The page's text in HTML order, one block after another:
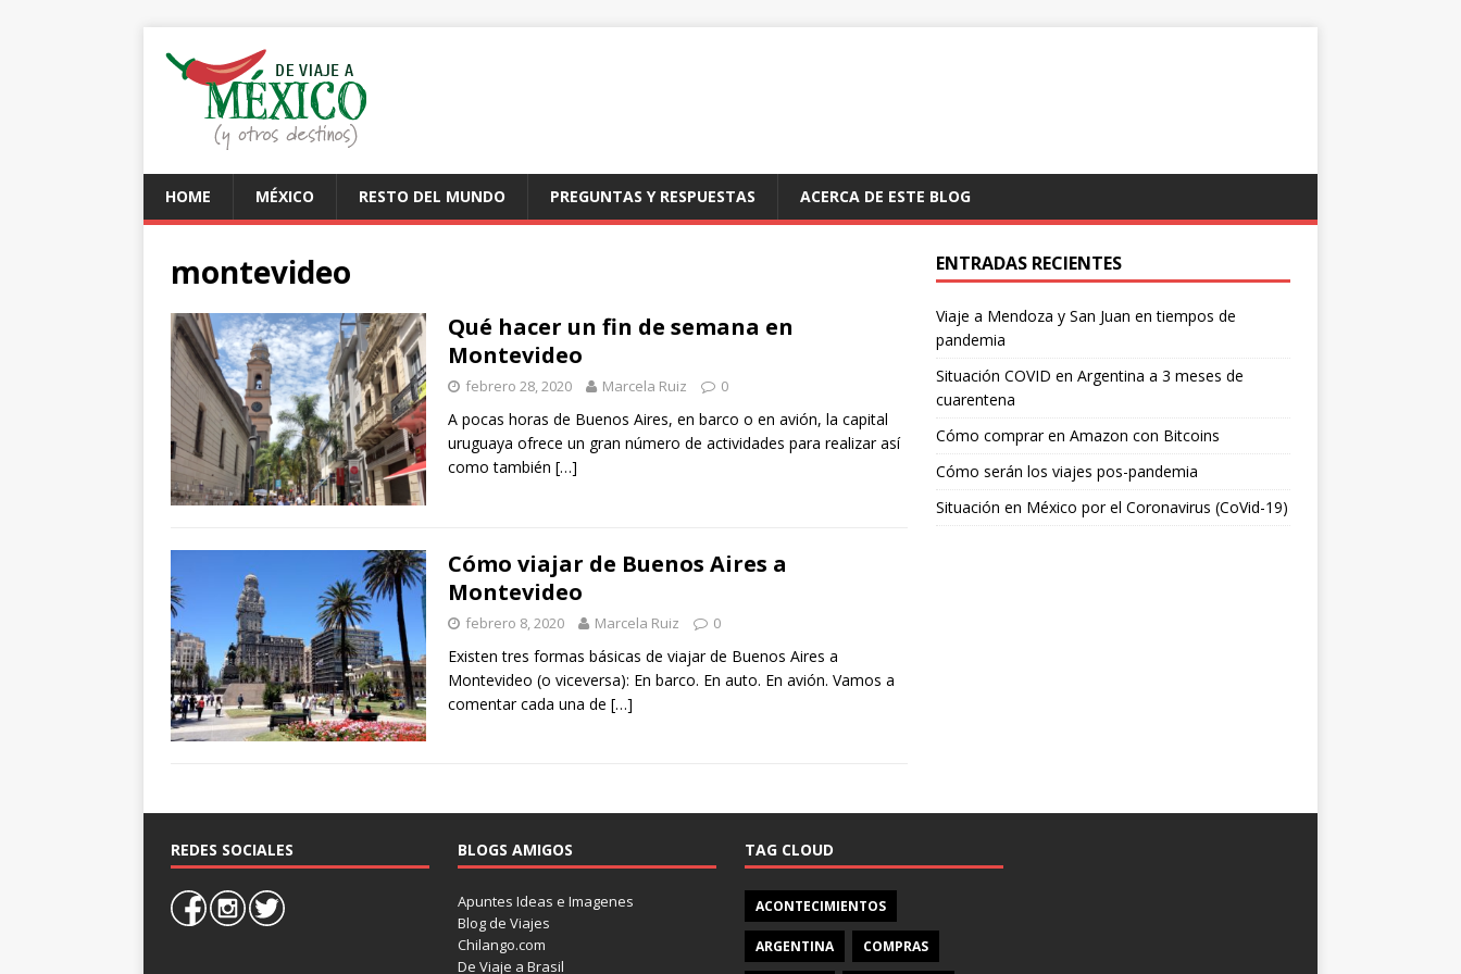
HOME MÉXICO RESTO DEL MUNDO PREGUNTAS Y RESPUESTAS ACERCA DE ESTE BLOG
montevideo
Qué hacer un fin de semana en
Montevideo
febrero 28, 2020 Marcela Ruiz 0
A pocas horas de Buenos Aires, en barco o en avión, la capital
uruguaya ofrece un gran número de actividades para realizar así
como también […]
Cómo viajar de Buenos Aires a
Montevideo
febrero 8, 2020 Marcela Ruiz 0
Existen tres formas básicas de viajar de Buenos Aires a
Montevideo (o viceversa): En barco. En auto. En avión. Vamos a
comentar cada una de […]
ENTRADAS RECIENTES
Viaje a Mendoza y San Juan en tiempos de
pandemia
Situación COVID en Argentina a 3 meses de
cuarentena
Cómo comprar en Amazon con Bitcoins
Cómo serán los viajes pos-pandemia
Situación en México por el Coronavirus (CoVid-19)
REDES SOCIALES BLOGS AMIGOS
Apuntes Ideas e Imagenes
Blog de Viajes
Chilango.com
De Viaje a Brasil
TAG CLOUD
ACONTECIMIENTOS
ARGENTINA COMPRAS